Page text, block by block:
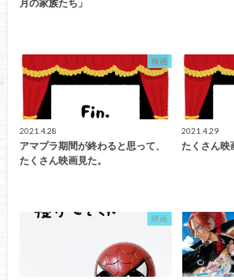
月の家族たち」
映画
2021.4.28
アマプラ期間が終わると思って、
たくさん映画見た。
2021.4.29
たくさん映
映画